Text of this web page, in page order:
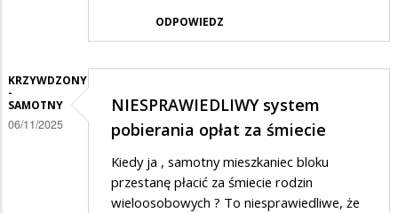
ODPOWIEDZ
KRZYWDZONY
-
SAMOTNY
06/11/2025
NIESPRAWIEDLIWY system
pobierania opłat za śmiecie
Kiedy ja , samotny mieszkaniec bloku
przestanę płacić za śmiecie rodzin
wieloosobowych ? To niesprawiedliwe, że